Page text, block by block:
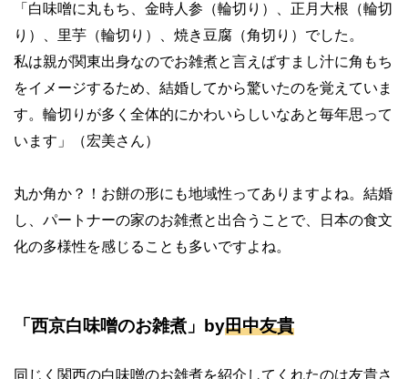
「白味噌に丸もち、金時人参（輪切り）、正月大根（輪切
り）、里芋（輪切り）、焼き豆腐（角切り）でした。
私は親が関東出身なのでお雑煮と言えばすまし汁に角もち
をイメージするため、結婚してから驚いたのを覚えていま
す。輪切りが多く全体的にかわいらしいなあと毎年思って
います」（宏美さん）
丸か角か？！お餅の形にも地域性ってありますよね。結婚
し、パートナーの家のお雑煮と出合うことで、日本の食文
化の多様性を感じることも多いですよね。
「西京白味噌のお雑煮」by田中友貴
同じく関西の白味噌のお雑煮を紹介してくれたのは友貴さ